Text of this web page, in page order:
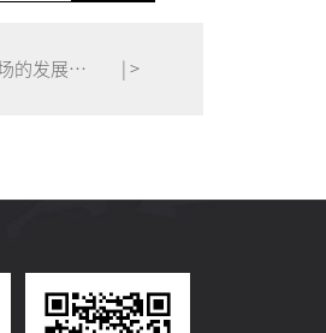
| >
下一篇：重温科斯定理及全国碳市场的发展方向